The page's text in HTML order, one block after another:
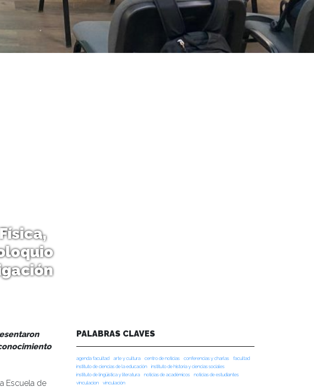
Escuela de
PALABRAS CLAVES
agenda facultad arte y cultura centro de noticias conferencias y charlas
facultad
instituto de ciencias de la educación
instituto de historia y ciencias sociales
instituto de lingüística y literatura
noticias de académicos
noticias de estudiantes
vinculacion
vinculación